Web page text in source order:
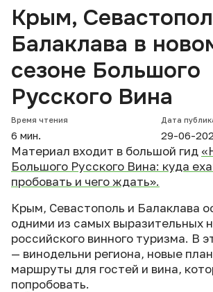
Крым,
Балаклава в
сезоне Большого
Русского Вина
Время чтения
6 мин.
Дата
29-06-
Материал входит в большой гид
Большого Русского Вина: куда
пробовать и чего ждать».
Крым, Севастополь и Балаклава
одними из самых выразительных
российского винного туризма. В
— винодельни региона, новые
маршруты для гостей и вина,
попробовать.